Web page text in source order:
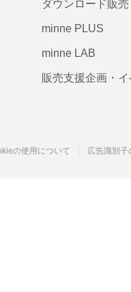
ダウンロード販売
minne PLUS
minne LAB
販売支援企画・イ
の使用について 広告識別子